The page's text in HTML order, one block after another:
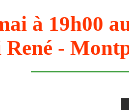
à 19h00
-